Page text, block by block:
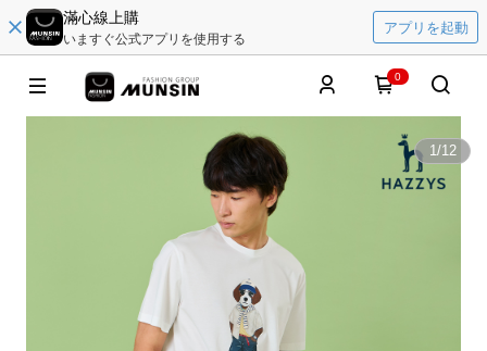
滿心線上購
いますぐ公式アプリを使用する
アプリを起動
0
1/12